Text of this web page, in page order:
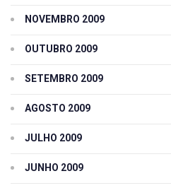
NOVEMBRO 2009
OUTUBRO 2009
SETEMBRO 2009
AGOSTO 2009
JULHO 2009
JUNHO 2009